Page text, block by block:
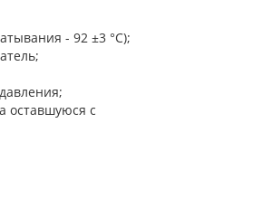
- 92 ±3 °С);
оставшуюся с